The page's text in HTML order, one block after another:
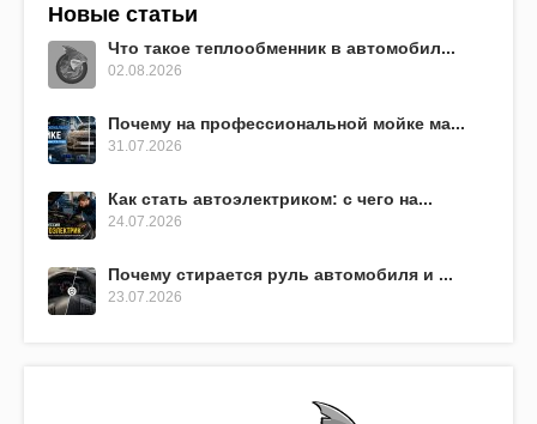
Новые статьи
Что такое теплообменник в автомобил...
02.08.2026
Почему на профессиональной мойке ма...
31.07.2026
Как стать автоэлектриком: с чего на...
24.07.2026
Почему стирается руль автомобиля и ...
23.07.2026